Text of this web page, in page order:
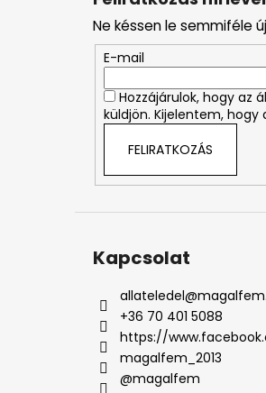
Ne késsen le semmiféle
E-mail
Hozzájárulok, hogy
küldjön. Kijelentem, hogy
FELIRATKOZÁS
Kapcsolat
allateledel@
+36 70 401 5088
https://
magalfem_2013
@magalfem